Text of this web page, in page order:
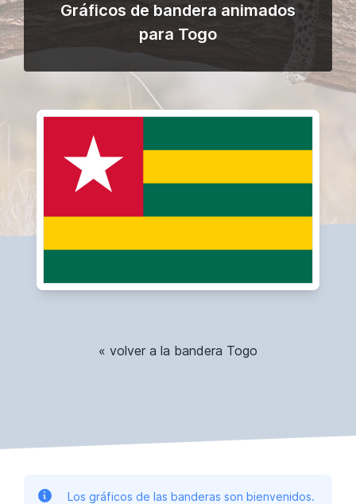
Gráficos de bandera animados
para Togo
« volver a la bandera Togo
Los gráficos de las banderas son bienvenidos.